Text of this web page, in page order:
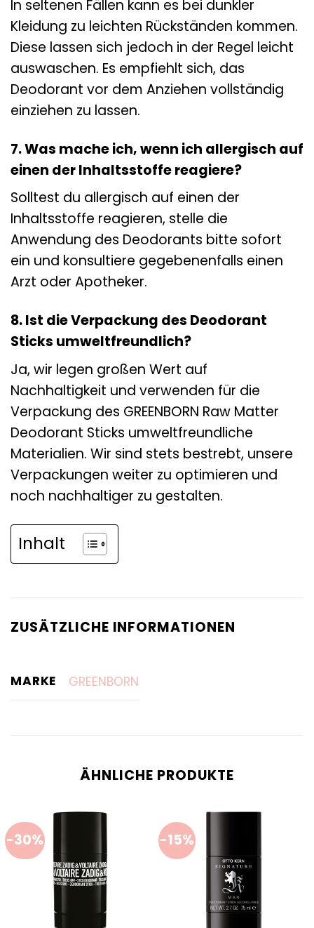
In seltenen Fällen kann es bei dunkler
Kleidung zu leichten Rückständen kommen.
Diese lassen sich jedoch in der Regel leicht
auswaschen. Es empfiehlt sich, das
Deodorant vor dem Anziehen vollständig
einziehen zu lassen.
7. Was mache ich, wenn ich allergisch auf
einen der Inhaltsstoffe reagiere?
Solltest du allergisch auf einen der
Inhaltsstoffe reagieren, stelle die
Anwendung des Deodorants bitte sofort
ein und konsultiere gegebenenfalls einen
Arzt oder Apotheker.
8. Ist die Verpackung des Deodorant
Sticks umweltfreundlich?
Ja, wir legen großen Wert auf
Nachhaltigkeit und verwenden für die
Verpackung des GREENBORN Raw Matter
Deodorant Sticks umweltfreundliche
Materialien. Wir sind stets bestrebt, unsere
Verpackungen weiter zu optimieren und
noch nachhaltiger zu gestalten.
Inhalt
ZUSÄTZLICHE INFORMATIONEN
MARKE GREENBORN
ÄHNLICHE PRODUKTE
-30% -15%